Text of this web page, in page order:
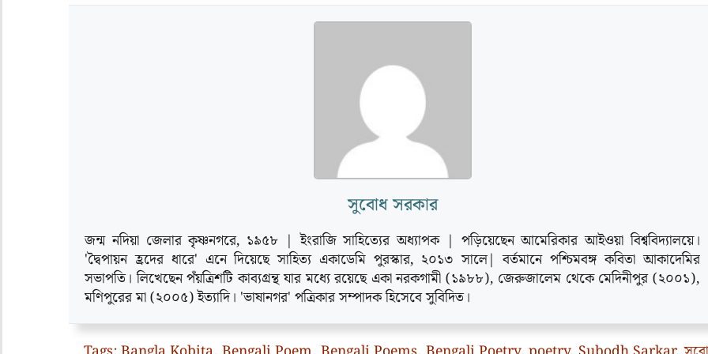
সুবোধ সরকার
জন্ম নদিয়া জেলার কৃষ্ণনগরে‚ ১৯৫৮ | ইংরাজি সাহিত্যের অধ্যাপক | পড়িয়েছেন আমেরিকার আইওয়া বিশ্ববিদ্যালয়ে।
'দ্বৈপায়ন হ্রদের ধারে' এনে দিয়েছে সাহিত্য একাডেমি পুরস্কার‚ ২০১৩ সালে| বর্তমানে পশ্চিমবঙ্গ কবিতা আকাদেমির
সভাপতি। লিখেছেন পঁয়ত্রিশটি কাব্যগ্রন্থ যার মধ্যে রয়েছে একা নরকগামী (১৯৮৮), জেরুজালেম থেকে মেদিনীপুর (২০০১),
মণিপুরের মা (২০০৫) ইত্যাদি। 'ভাষানগর' পত্রিকার সম্পাদক হিসেবে সুবিদিত।